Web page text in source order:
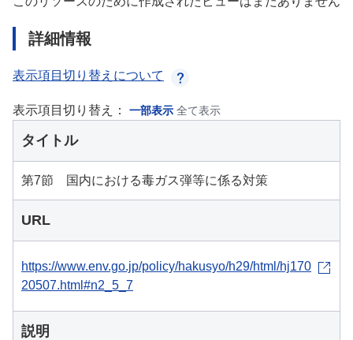
詳細情報
表示項目切り替えについて
表示項目切り替え： 一部表示 全て表示
タイトル
第7節 国内における毒ガス弾等に係る対策
URL
https://www.env.go.jp/policy/hakusyo/h29/html/hj170
20507.html#n2_5_7
説明